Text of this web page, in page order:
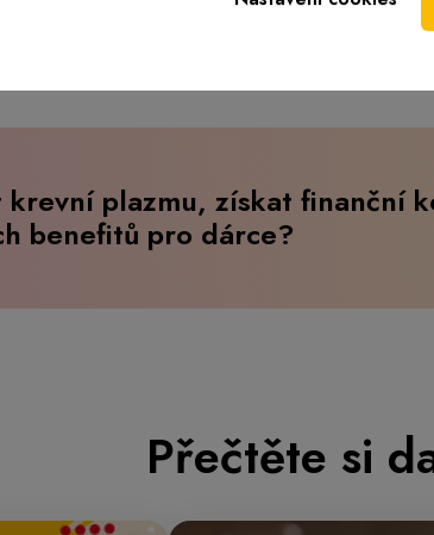
plazmu, získat finanční
benefitů pro dárce?
Přečtěte si